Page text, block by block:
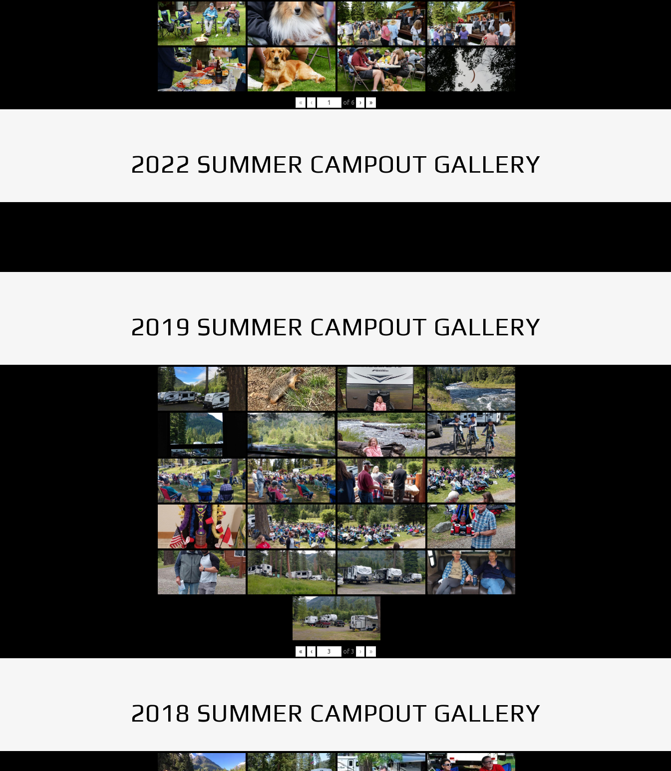
« ‹ of 6 › »
2022 SUMMER CAMPOUT GALLERY
2019 SUMMER CAMPOUT GALLERY
« ‹ of 3 › »
2018 SUMMER CAMPOUT GALLERY